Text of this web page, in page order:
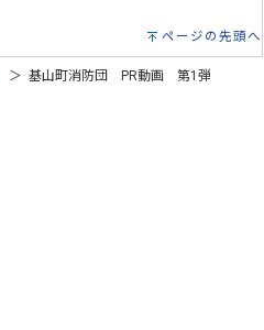
ページの先頭へ
＞ 基山町消防団 PR動画 第1弾